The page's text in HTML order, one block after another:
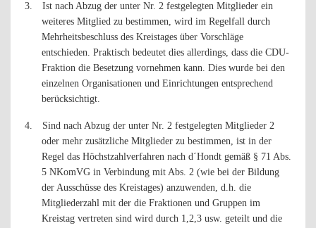
3.
Ist nach Abzug der unter Nr. 2 festgelegten Mitglieder ein
weiteres Mitglied zu bestimmen, wird im Regelfall durch
Mehrheitsbeschluss des Kreistages über Vorschläge
entschieden. Praktisch bedeutet dies allerdings, dass die CDU-
Fraktion die Besetzung vornehmen kann. Dies wurde bei den
einzelnen Organisationen und Einrichtungen entsprechend
berücksichtigt.
4.
Sind nach Abzug der unter Nr. 2 festgelegten Mitglieder 2
oder mehr zusätzliche Mitglieder zu bestimmen, ist in der
Regel das Höchstzahlverfahren nach d´Hondt gemäß § 71 Abs.
5 NKomVG in Verbindung mit Abs. 2 (wie bei der Bildung
der Ausschüsse des Kreistages) anzuwenden, d.h. die
Mitgliederzahl mit der die Fraktionen und Gruppen im
Kreistag vertreten sind wird durch 1,2,3 usw. geteilt und die